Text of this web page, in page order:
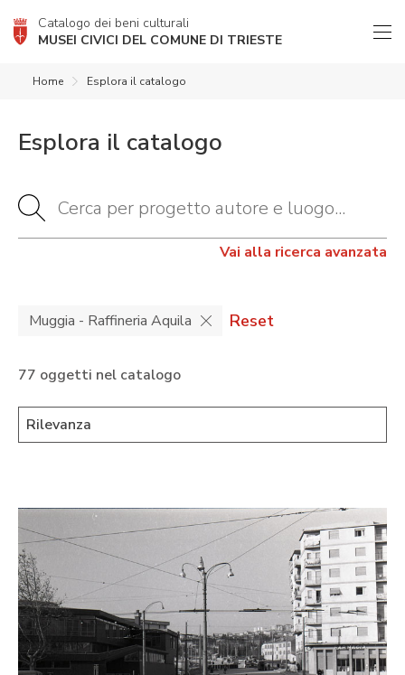
Catalogo dei beni culturali
MUSEI CIVICI DEL COMUNE DI TRIESTE
Home Esplora il catalogo
Esplora il catalogo
Vai alla ricerca avanzata
Muggia - Raffineria Aquila Reset
77 oggetti nel catalogo